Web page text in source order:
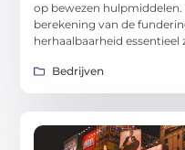
op bewezen
berekening van de
herhaalbaarheid essentieel
Bedrijven